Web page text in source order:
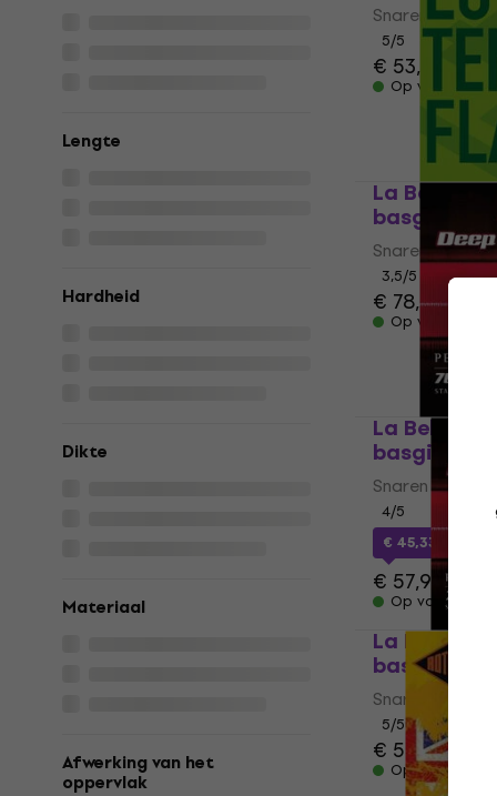
Lengte
Hardheid
Dikte
Materiaal
Afwerking van het
oppervlak
Snaren voor
5/5
€ 53,90
Op voorraad
La Bella
basgitaar
Snaren voor
3,5/5
€ 78,50
Op voorraad
La Bella
basgitaar
Snaren voor
4/5
€ 45,33
€ 57,90
Op voorraad
La Bella
basgitaar
Snaren voor
5/5
€ 57,80
Op voorraad